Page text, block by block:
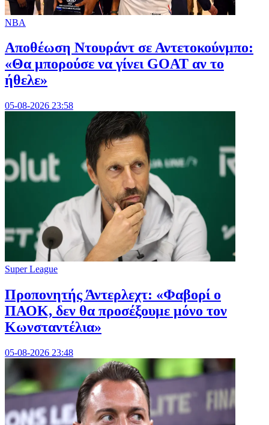
NBA
Αποθέωση Ντουράντ σε Αντετοκούνμπο:
«Θα μπορούσε να γίνει GOAT αν το
ήθελε»
05-08-2026 23:58
Super League
Προπονητής Άντερλεχτ: «Φαβορί ο
ΠΑΟΚ, δεν θα προσέξουμε μόνο τον
Κωνσταντέλια»
05-08-2026 23:48